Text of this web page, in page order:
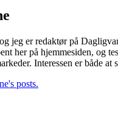
jeg er redaktør på
her på hjemmesiden, og
Interessen er både at
posts.